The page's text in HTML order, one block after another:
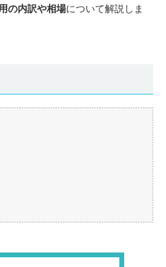
の内訳や相場について解説しま